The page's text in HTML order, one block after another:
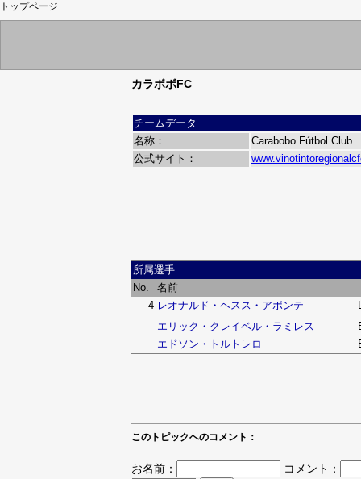
トップページ
カラボボFC
チームデータ
名称：
Carabobo Fútbol Club
公式サイト：
所属選手
No.
名前
4 レオナルド・ヘスス・アポンテ
エリック・クレイベル・ラミレス
エドソン・トルトレロ
このトピックへのコメント：
お名前：
コメント：